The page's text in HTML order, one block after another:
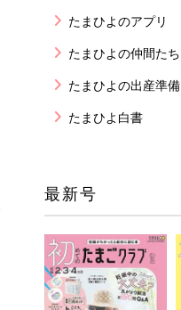
たまひよのアプリ
たまひよの仲間たち
たまひよの出産準備
たまひよ白書
最新号